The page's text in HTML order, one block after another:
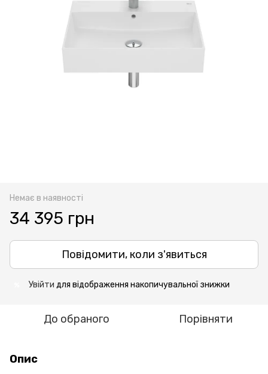
Немає в наявності
34 395 грн
Повідомити, коли з'явиться
Увійти для відображення накопичувальної знижки
До обраного Порівняти
Опис